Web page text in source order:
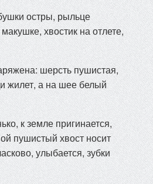
остры, рыльце
хвостик на отлете,
шерсть пушистая,
жилет, а на шее белый
к земле пригинается,
пушистый хвост носит
улыбается, зубки